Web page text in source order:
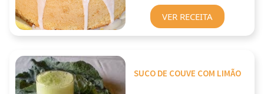
VER RECEITA
SUCO DE COUVE COM LIMÃO